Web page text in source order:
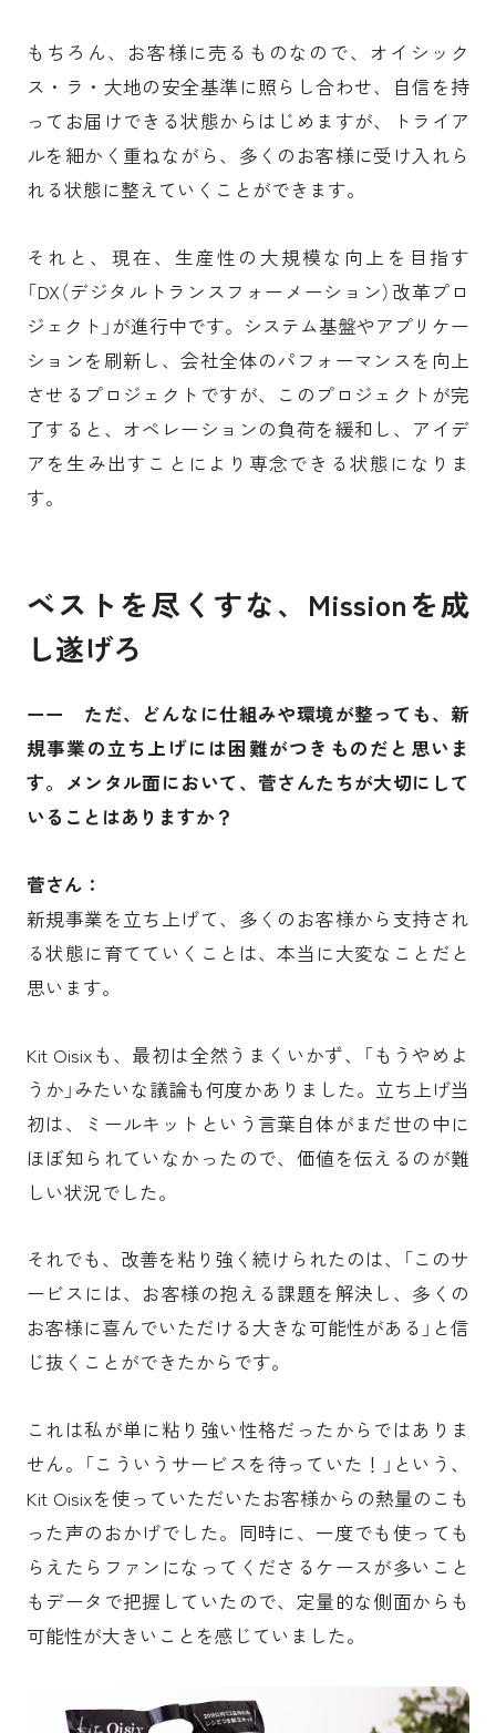
もちろん、お客様に売るものなので、オイシック
ス・ラ・大地の安全基準に照らし合わせ、自信を持
ってお届けできる状態からはじめますが、トライア
ルを細かく重ねながら、多くのお客様に受け入れら
れる状態に整えていくことができます。
それと、現在、生産性の大規模な向上を目指す
「DX（デジタルトランスフォーメーション）改革プロ
ジェクト」が進行中です。システム基盤やアプリケー
ションを刷新し、会社全体のパフォーマンスを向上
させるプロジェクトですが、このプロジェクトが完
了すると、オペレーションの負荷を緩和し、アイデ
アを生み出すことにより専念できる状態になりま
す。
ベストを尽くすな、Missionを成
し遂げろ
ーー ただ、どんなに仕組みや環境が整っても、新
規事業の立ち上げには困難がつきものだと思いま
す。メンタル面において、菅さんたちが大切にして
いることはありますか？
菅さん：
新規事業を立ち上げて、多くのお客様から支持され
る状態に育てていくことは、本当に大変なことだと
思います。
Kit Oisixも、最初は全然うまくいかず、「もうやめよ
うか」みたいな議論も何度かありました。立ち上げ当
初は、ミールキットという言葉自体がまだ世の中に
ほぼ知られていなかったので、価値を伝えるのが難
しい状況でした。
それでも、改善を粘り強く続けられたのは、「このサ
ービスには、お客様の抱える課題を解決し、多くの
お客様に喜んでいただける大きな可能性がある」と信
じ抜くことができたからです。
これは私が単に粘り強い性格だったからではありま
せん。「こういうサービスを待っていた！」という、
Kit Oisixを使っていただいたお客様からの熱量のこも
った声のおかげでした。同時に、一度でも使っても
らえたらファンになってくださるケースが多いこと
もデータで把握していたので、定量的な側面からも
可能性が大きいことを感じていました。